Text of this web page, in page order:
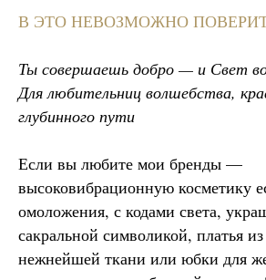
В ЭТО НЕВОЗМОЖНО
Ты совершаешь добро — и Свет
Для любительниц волшебства,
глубинного пути
Если вы любите мои бренды —
высоковибрационную косметику
омоложения, с кодами света,
сакральной символикой, платья
нежнейшей ткани или юбки для